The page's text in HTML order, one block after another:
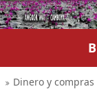
Dinero y compras